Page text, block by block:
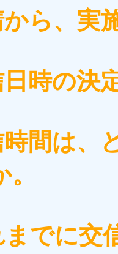
から、実
時の決
間は、
までに交